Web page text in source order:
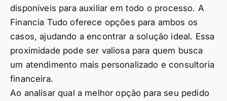
disponíveis para auxiliar em todo o processo. A
Financia Tudo oferece opções para ambos os
casos, ajudando a encontrar a solução ideal. Essa
proximidade pode ser valiosa para quem busca
um atendimento mais personalizado e consultoria
financeira.
Ao analisar qual a melhor opção para seu pedido